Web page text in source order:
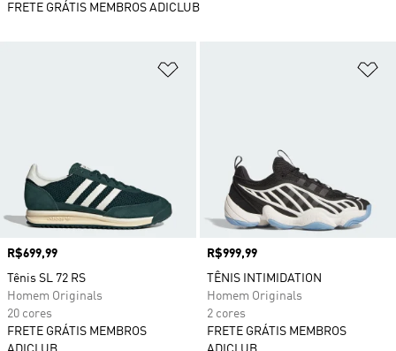
Preço
R$699,99
Tênis SL 72 RS
Homem Originals
20 cores
FRETE GRÁTIS MEMBROS
Preço
R$999,99
TÊNIS INTIMIDATION
Homem Originals
2 cores
FRETE GRÁTIS MEMBROS
FRETE GRÁTIS MEMBROS ADICLUB